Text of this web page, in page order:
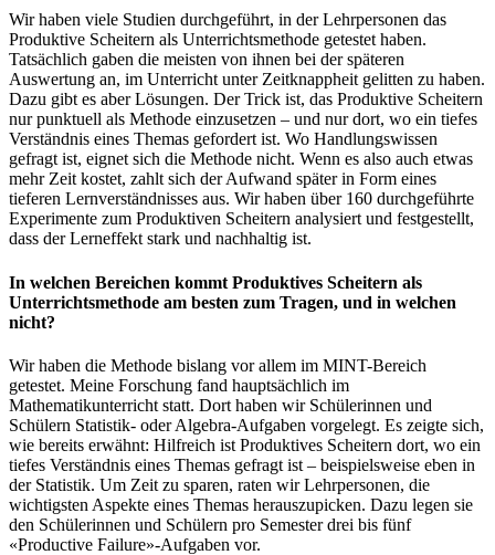
Wir haben viele Studien durchgeführt, in der Lehrpersonen das
Produktive Scheitern als Unterrichtsmethode getestet haben.
Tatsächlich gaben die meisten von ihnen bei der späteren
Auswertung an, im Unterricht unter Zeitknappheit gelitten zu haben.
Dazu gibt es aber Lösungen. Der Trick ist, das Produktive Scheitern
nur punktuell als Methode einzusetzen – und nur dort, wo ein tiefes
Verständnis eines Themas gefordert ist. Wo Handlungswissen
gefragt ist, eignet sich die Methode nicht. Wenn es also auch etwas
mehr Zeit kostet, zahlt sich der Aufwand später in Form eines
tieferen Lernverständnisses aus. Wir haben über 160 durchgeführte
Experimente zum Produktiven Scheitern analysiert und festgestellt,
dass der Lerneffekt stark und nachhaltig ist.
In welchen Bereichen kommt Produktives Scheitern als
Unterrichtsmethode am besten zum Tragen, und in welchen
nicht?
Wir haben die Methode bislang vor allem im MINT-Bereich
getestet. Meine Forschung fand hauptsächlich im
Mathematikunterricht statt. Dort haben wir Schülerinnen und
Schülern Statistik- oder Algebra-Aufgaben vorgelegt. Es zeigte sich,
wie bereits erwähnt: Hilfreich ist Produktives Scheitern dort, wo ein
tiefes Verständnis eines Themas gefragt ist – beispielsweise eben in
der Statistik. Um Zeit zu sparen, raten wir Lehrpersonen, die
wichtigsten Aspekte eines Themas herauszupicken. Dazu legen sie
den Schülerinnen und Schülern pro Semester drei bis fünf
«Productive Failure»-Aufgaben vor.